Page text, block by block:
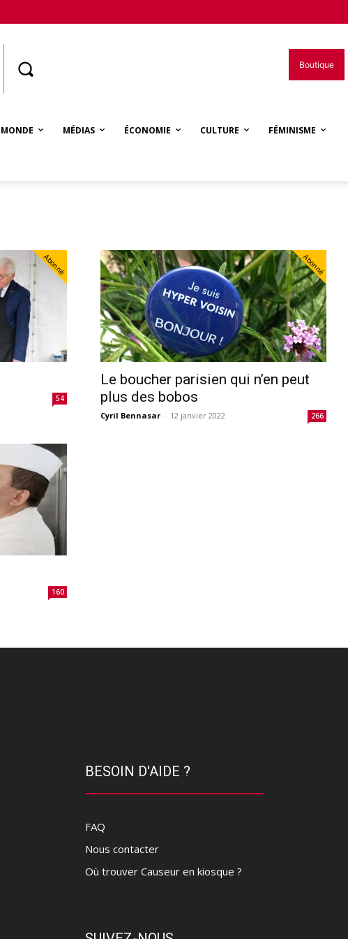
Boutique
MONDE MÉDIAS ÉCONOMIE CULTURE FÉMINISME
Abonné
54
Abonné
Le boucher parisien qui n’en peut
plus des bobos
Cyril Bennasar - 12 janvier 2022 266
160
BESOIN D'AIDE ?
FAQ
Nous contacter
Où trouver Causeur en kiosque ?